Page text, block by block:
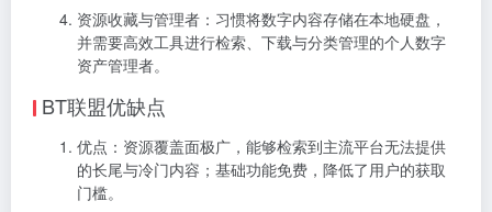
资源收藏与管理者：习惯将数字内容存储在本地硬盘，
并需要高效工具进行检索、下载与分类管理的个人数字
资产管理者。
BT联盟优缺点
优点：资源覆盖面极广，能够检索到主流平台无法提供
的长尾与冷门内容；基础功能免费，降低了用户的获取
门槛。